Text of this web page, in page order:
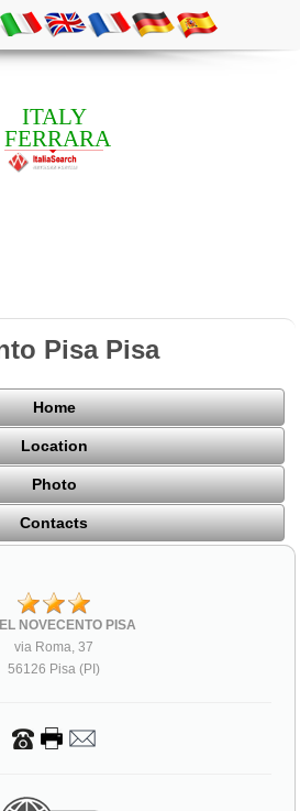
ITALY
FERRARA
Pisa Pisa
Home
Location
Photo
Contacts
NOVECENTO PISA
via Roma, 37
56126 Pisa (PI)